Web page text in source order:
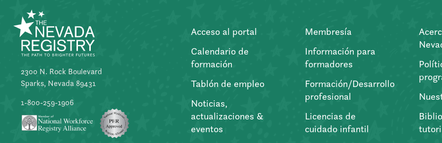
2300 N. Rock Boulevard
Sparks, Nevada 89431
1-800-259-1906
Acceso al portal
Calendario de
formación
Tablón de empleo
Noticias,
actualizaciones &
eventos
Membresía
Información para
formadores
Formación/Desarrollo
profesional
Licencias de
cuidado infantil